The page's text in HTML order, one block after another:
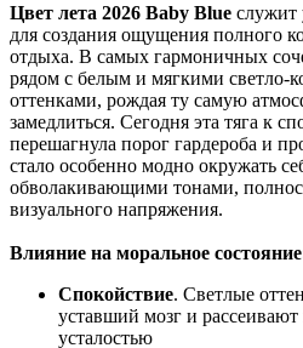
Цвет лета 2026 Baby Blue служит
для создания ощущения полного
отдыха. В самых гармоничных
рядом с белым и мягкими
оттенками, рождая ту самую
замедлиться. Сегодня эта тяга к
перешагнула порог гардероба и
стало особенно модно окружать
обволакивающими тонами,
визуального напряжения.
Влияние на моральное
Спокойствие. Светлые
уставший мозг и
усталостью